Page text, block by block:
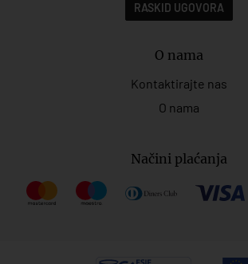
RASKID UGOVORA
O nama
Kontaktirajte nas
O nama
Načini plaćanja